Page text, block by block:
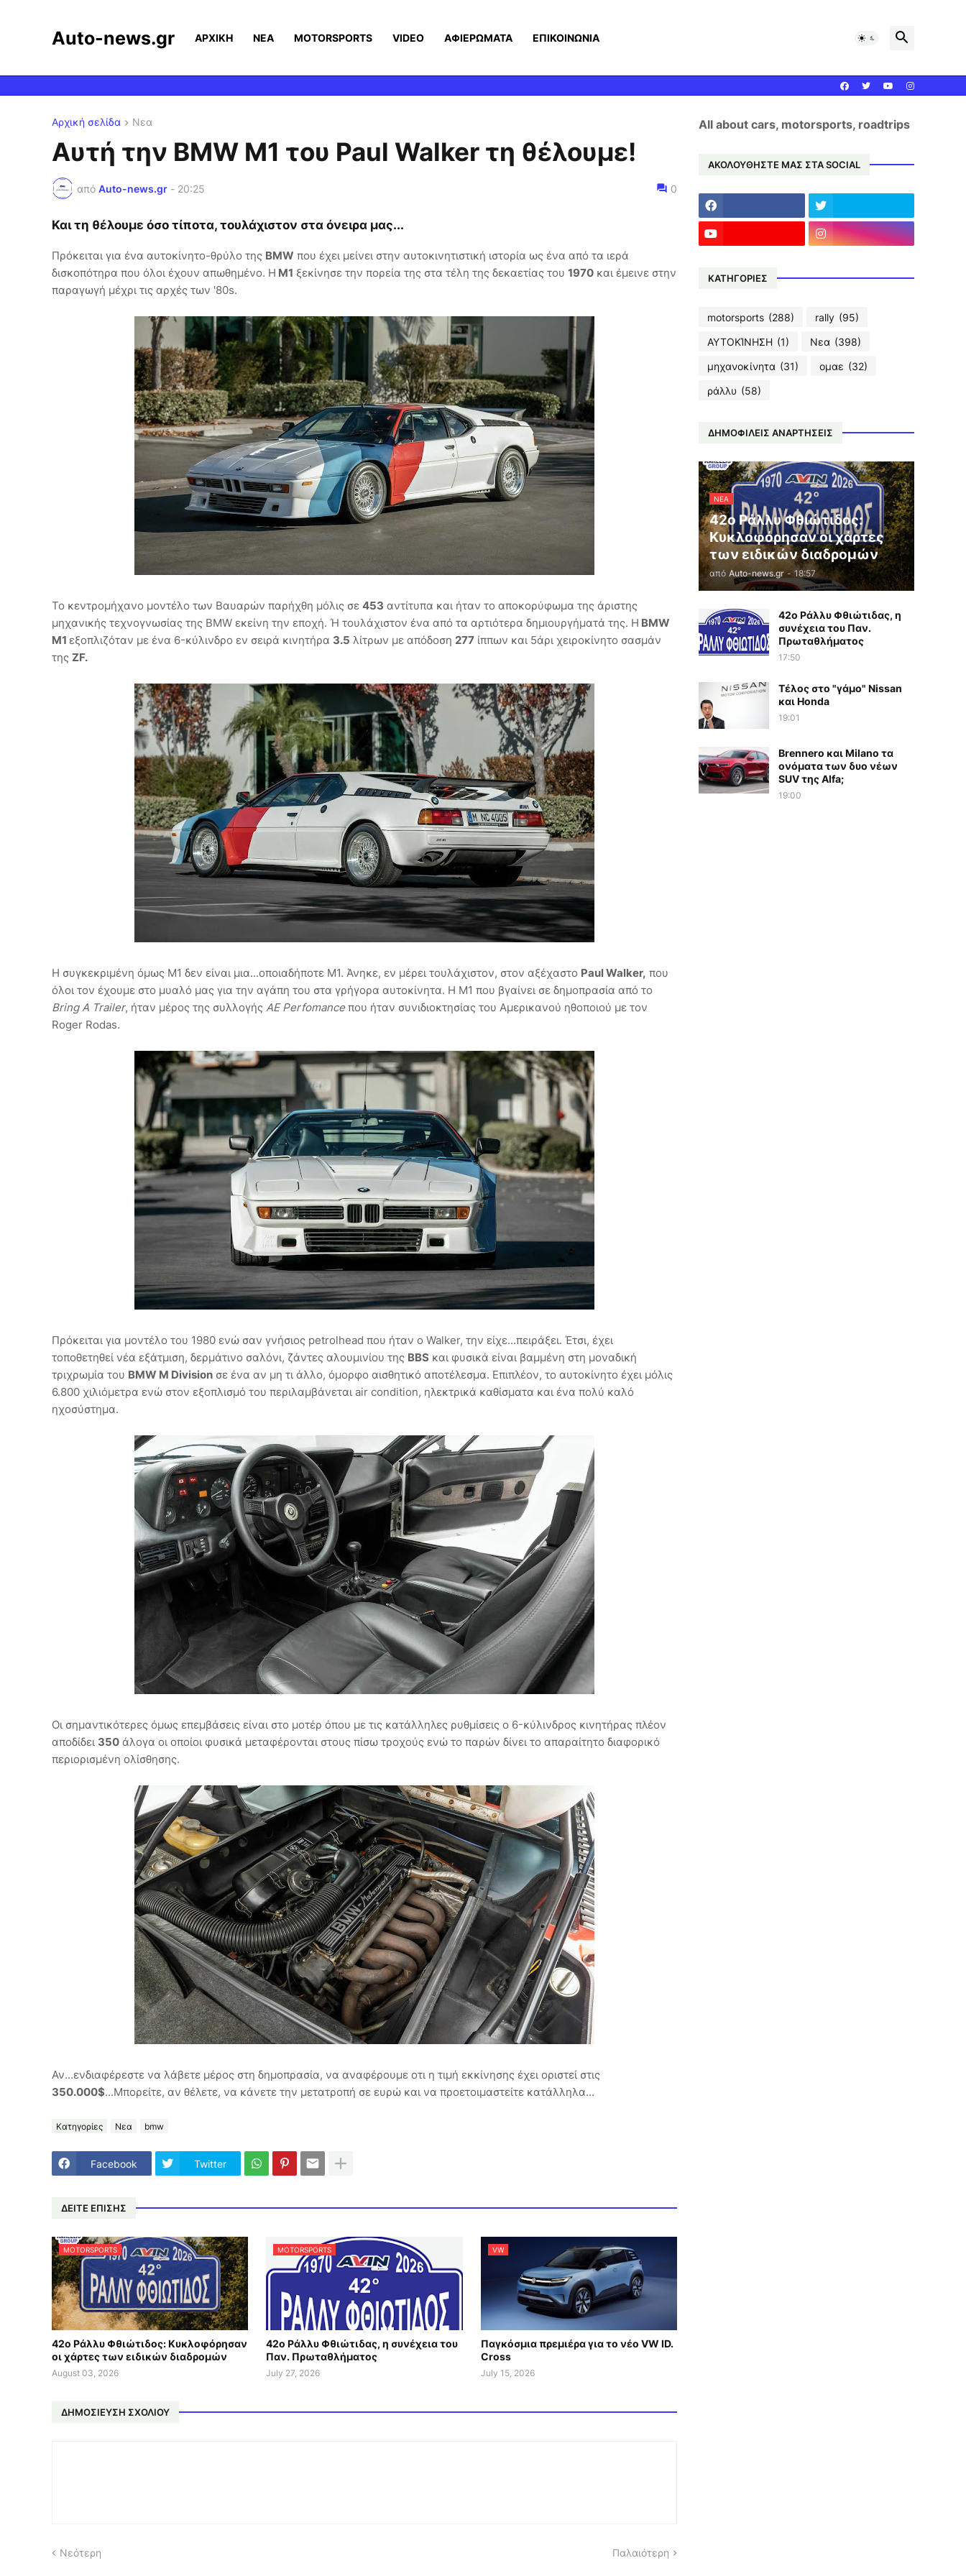
Auto-news.gr ΑΡΧΙΚΗ ΝΕΑ MOTORSPORTS VIDEO ΑΦΙΕΡΩΜΑΤΑ ΕΠΙΚΟΙΝΩΝΙΑ
Αρχική σελίδα Νεα
Αυτή την BMW M1 του Paul Walker τη θέλουμε!
από Auto-news.gr - 20:25 0
Και τη θέλουμε όσο τίποτα, τουλάχιστον στα όνειρα μας...
Πρόκειται για ένα αυτοκίνητο-θρύλο της BMW που έχει μείνει στην αυτοκινητιστική ιστορία ως ένα από τα ιερά
δισκοπότηρα που όλοι έχουν απωθημένο. Η M1 ξεκίνησε την πορεία της στα τέλη της δεκαετίας του 1970 και έμεινε στην
παραγωγή μέχρι τις αρχές των '80s.
Το κεντρομήχανο μοντέλο των Βαυαρών παρήχθη μόλις σε 453 αντίτυπα και ήταν το αποκορύφωμα της άριστης
μηχανικής τεχνογνωσίας της BMW εκείνη την εποχή. Ή τουλάχιστον ένα από τα αρτιότερα δημιουργήματά της. Η BMW
M1 εξοπλιζόταν με ένα 6-κύλινδρο εν σειρά κινητήρα 3.5 λίτρων με απόδοση 277 ίππων και 5άρι χειροκίνητο σασμάν
της ZF.
Η συγκεκριμένη όμως M1 δεν είναι μια...οποιαδήποτε M1. Άνηκε, εν μέρει τουλάχιστον, στον αξέχαστο Paul Walker, που
όλοι τον έχουμε στο μυαλό μας για την αγάπη του στα γρήγορα αυτοκίνητα. Η M1 που βγαίνει σε δημοπρασία από το
Bring A Trailer, ήταν μέρος της συλλογής AE Perfomanceπου ήταν συνιδιοκτησίας του Αμερικανού ηθοποιού με τον
Roger Rodas.
Πρόκειται για μοντέλο του 1980 ενώ σαν γνήσιος petrolhead που ήταν ο Walker, την είχε...πειράξει. Έτσι, έχει
τοποθετηθεί νέα εξάτμιση, δερμάτινο σαλόνι, ζάντες αλουμινίου της BBS και φυσικά είναι βαμμένη στη μοναδική
τριχρωμία του BMW M Division σε ένα αν μη τι άλλο, όμορφο αισθητικό αποτέλεσμα. Επιπλέον, το αυτοκίνητο έχει μόλις
6.800 χιλιόμετρα ενώ στον εξοπλισμό του περιλαμβάνεται air condition, ηλεκτρικά καθίσματα και ένα πολύ καλό
ηχοσύστημα.
Οι σημαντικότερες όμως επεμβάσεις είναι στο μοτέρ όπου με τις κατάλληλες ρυθμίσεις ο 6-κύλινδρος κινητήρας πλέον
αποδίδει 350 άλογα οι οποίοι φυσικά μεταφέρονται στους πίσω τροχούς ενώ το παρών δίνει το απαραίτητο διαφορικό
περιορισμένη ολίσθησης.
Αν...ενδιαφέρεστε να λάβετε μέρος στη δημοπρασία, να αναφέρουμε οτι η τιμή εκκίνησης έχει οριστεί στις
350.000$...Μπορείτε, αν θέλετε, να κάνετε την μετατροπή σε ευρώ και να προετοιμαστείτε κατάλληλα...
Κατηγορίες Νεα bmw
Facebook Twitter
ΔΕΙΤΕ ΕΠΙΣΗΣ
MOTORSPORTS
42ο Ράλλυ Φθιώτιδος: Κυκλοφόρησαν
οι χάρτες των ειδικών διαδρομών
August 03, 2026
MOTORSPORTS
42ο Ράλλυ Φθιώτιδας, η συνέχεια του
Παν. Πρωταθλήματος
July 27, 2026
VW
Παγκόσμια πρεμιέρα για το νέο VW ID.
Cross
July 15, 2026
ΔΗΜΟΣΊΕΥΣΗ ΣΧΟΛΊΟΥ
Νεότερη Παλαιότερη
All about cars, motorsports, roadtrips
ΑΚΟΛΟΥΘΗΣΤΕ ΜΑΣ ΣΤΑ SOCIAL
ΚΑΤΗΓΟΡΙΕΣ
motorsports (288) rally (95)
ΑΥΤΟΚΊΝΗΣΗ (1) Νεα (398)
μηχανοκίνητα (31) ομαε (32)
ράλλυ (58)
ΔΗΜΟΦΙΛΕΙΣ ΑΝΑΡΤΗΣΕΙΣ
ΝΕΑ
42ο Ράλλυ Φθιώτιδος:
Κυκλοφόρησαν οι χάρτες
των ειδικών διαδρομών
από Auto-news.gr - 18:57
42ο Ράλλυ Φθιώτιδας, η
συνέχεια του Παν.
Πρωταθλήματος
17:50
Τέλος στο "γάμο" Nissan
και Honda
19:01
Brennero και Milano τα
ονόματα των δυο νέων
SUV της Alfa;
19:00